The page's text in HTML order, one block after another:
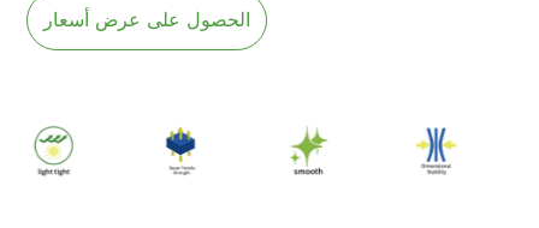
الحصول على عرض أسعار